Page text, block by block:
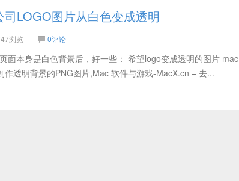
司LOGO图片从白色变成透明
浏览 0评论
面本身是白色背景后，好一些： 希望logo变成透明的图片 mac
透明背景的PNG图片,Mac 软件与游戏-MacX.cn – 去...